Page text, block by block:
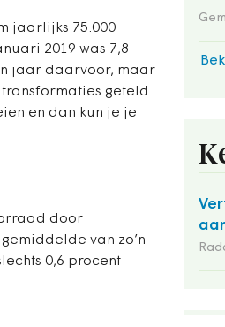
jaarlijks 75.000
2019 was 7,8
jaar daarvoor, maar
geteld.
en dan kun je je
door
van zo’n
0,6 procent